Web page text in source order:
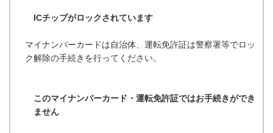
ICチップがロックされています
マイナンバーカードは自治体、運転免許証は警察署等でロッ
ク解除の手続きを行ってください。
このマイナンバーカード・運転免許証ではお手続きができ
ません